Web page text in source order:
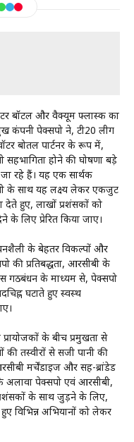
बॉटल और वैक्यूम फ्लास्क का
कंपनी पेक्सपो ने, टी20 लीग
बोतल पार्टनर के रूप में,
होने की घोषणा बड़े
रहे हैं। यह एक सार्थक
के साथ यह लक्ष्य लेकर एकजुट
देते हुए, लाखों प्रशंसकों को
के लिए प्रेरित किया जाए।
के बेहतर विकल्पों और
की प्रतिबद्धता, आरसीबी के
गठबंधन के माध्यम से, पेक्सपो
घटाते हुए स्वस्थ
के बीच प्रमुखता से
की तस्वीरों से सजी पानी की
मर्चेंडाइज और सह-ब्रांडेड
अलावा पेक्सपो एवं आरसीबी,
के साथ जुड़ने के लिए,
हुए विभिन्न अभियानों को लेकर